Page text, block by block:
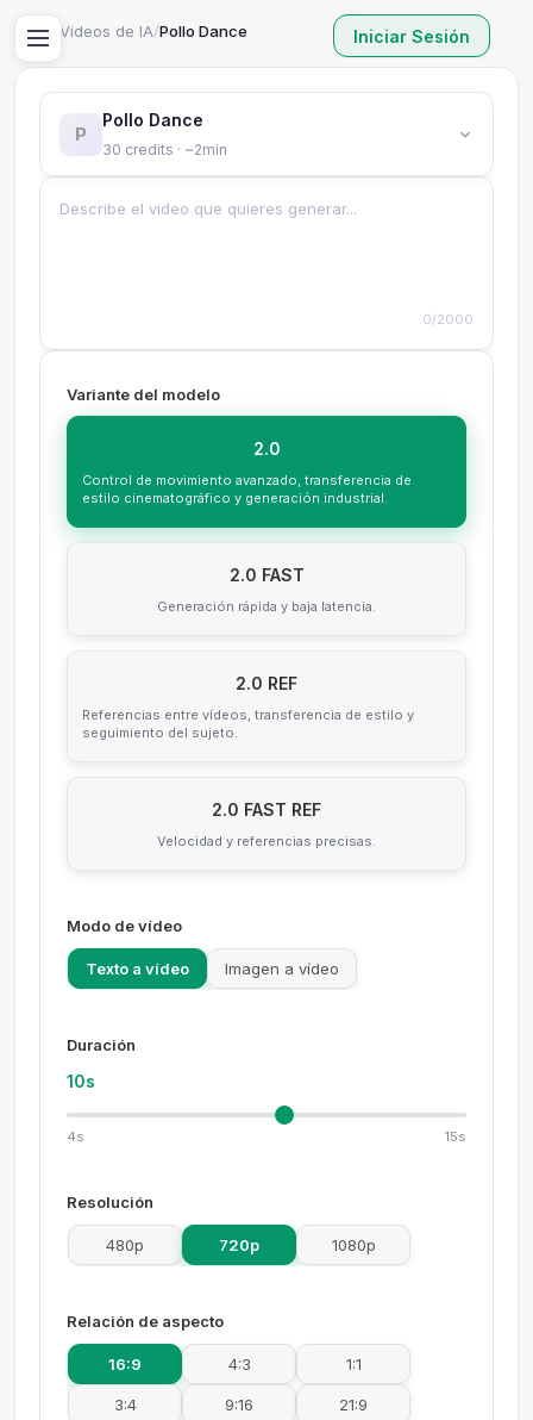
Inicio Videos de IA/Pollo Dance
P
Pollo Dance
30 credits · ~2min
0/2000
Variante del modelo
2.0
Control de movimiento avanzado, transferencia de
estilo cinematográfico y generación industrial.
2.0 FAST
Generación rápida y baja latencia.
2.0 REF
Referencias entre vídeos, transferencia de estilo y
seguimiento del sujeto.
2.0 FAST REF
Velocidad y referencias precisas.
Modo de vídeo
Texto a vídeo Imagen a vídeo
Duración
10s
4s 15s
Resolución
480p 720p 1080p
Relación de aspecto
16:9 4:3 1:1
3:4 9:16 21:9
Iniciar Sesión